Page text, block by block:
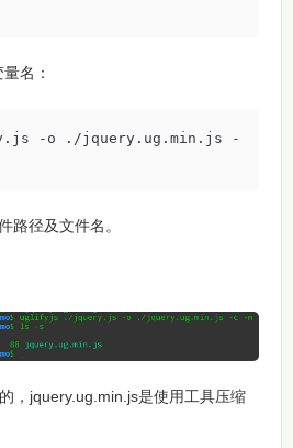
名：
-o ./jquery.ug.min.js -
路径及文件名。
，jquery.ug.min.js是使用工具压缩